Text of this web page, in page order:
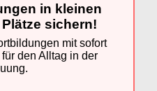
in kleinen
sichern!
mit sofort
den Alltag in der